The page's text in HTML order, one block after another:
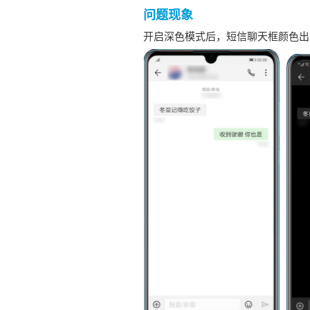
问题现象
开启深色模式后，短信聊天框颜色